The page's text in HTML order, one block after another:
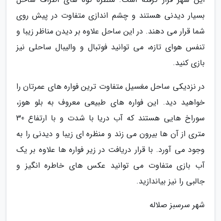
بسیار دیدنی هستند و چشم اندازی متفاوت در پیش روی
شما قرار می دهند. در این ساحل علاوه بر دیدن مناظر زیبا و
تنفس هوای تازه، می توانید فوتبال و والیبال ساحلی نیز
بازی کنید.
در نزدیکی ساحل مغسیل متفاوت ترین فواره های عمرتان را
خواهید دید. این فواره های طبیعی معروف به بلو هوز،
سوراخ هایی هستند که آب دریا با شدت و با ارتفاع 30
متری از آن ها بیرون می زند و منظره ای زیبا و دیدنی را به
وجود می آورد. با قرار دریافت در زیر فواره ها علاوه بر یک
آب بازی متفاوت می توانید عکس های خاطره انگیز و
جالبی را نیز بیاندازید.
شهر سرسبز صلاله